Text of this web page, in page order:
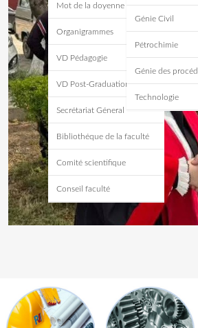
Mot de la doyenne
Organigrammes
VD Pédagogie
VD Post-Graduation
Secrétariat Géneral
Bibliothéque de la faculté
Comité scientifique
Conseil faculté
Génie Civil
Pétrochimie
Génie des
Technologie